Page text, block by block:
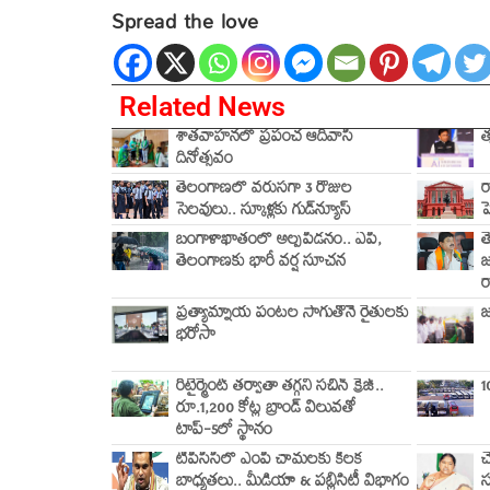
Spread the love
Related News
శాతవాహనలో ప్రపంచ ఆదివాసీ
దినోత్సవం
తెలంగాణలో వరుసగా 3 రోజుల
సెలవులు.. స్కూళ్లకు గుడ్‌న్యూస్
బంగాళాఖాతంలో అల్పపీడనం.. ఏపీ,
తెలంగాణకు భారీ వర్ష సూచన
ప్రత్యామ్నాయ పంటల సాగుతోనే రైతులకు
భరోసా
రిటైర్మెంట్ తర్వాతా తగ్గని సచిన్ క్రేజ్..
రూ.1,200 కోట్ల బ్రాండ్ విలువతో
టాప్-5లో స్థానం
టీపీసీసీలో ఎంపీ చామలకు కీలక